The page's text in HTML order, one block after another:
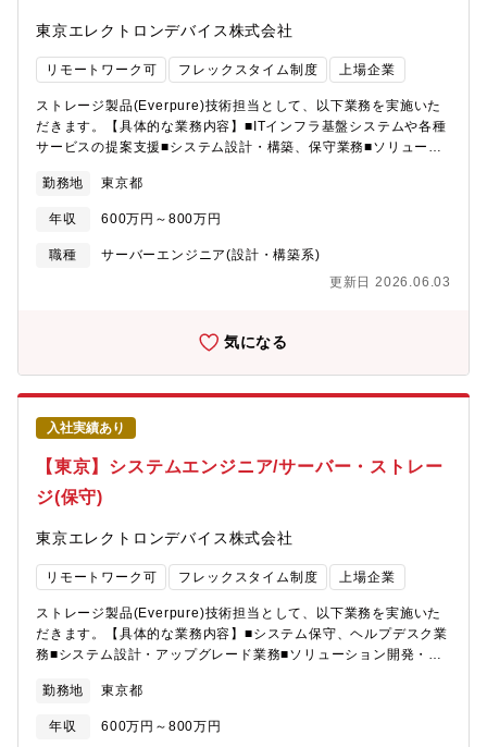
ッション】■事業の拡大・環境変化に対応し、資金の安定確保と財
務リスクの最適コントロールを通じて、経営の持続性を支えま
す。■日々の資金繰り管理にとどまらず、金融機関との折衝、グル
唆を実施いただきます。【働き方】■在宅 可（週2日程度可能）■
月平均残業 10～20時間程度（残業代別途支給）■転勤 無※た
だし将来的に海外拠点に財務担当者として赴任する可能性有り
東京エレクトロンデバイス株式会社
リモートワーク可 フレックスタイム制度 上場企業
ストレージ製品(Everpure)技術担当として、以下業務を実施いた
だきます。【具体的な業務内容】■ITインフラ基盤システムや各種
サービスの提案支援■システム設計・構築、保守業務■ソリューシ
景】組織強化に伴う増員【配属先】ITソリューション部門 CN第
二技術部■人数 総勢41名※配属予定グループ（渋谷オフィス勤
務）はリーダー(40代）以下10名で構成【仕事の魅力】■お客様と
の商談において提案支援から導入、また運用保守の全ての工程を
確認できます。■業務を遂行する中で当製品に関する知識だけでな
製品の技術習得とイノベーション、プロフェッショナリズムを追
求し、自己成長することができます。【働き方】■リモート可能■
フレックス■平均残業時間 20.8時間（全社平均）■有給休暇の平
均取得日数 14.9日（全社平均）【働く環境】■風通しが良く、若
手社員でも積極的にビジネスに参画できる、自由でフラットな社
風です。■階層別・職種別研修や語学研修など、社員の成長を支援
する充実した研修制度があります。■社員の多くは中途入社であ
り、風土・待遇の両面で中途入社のハンデは一切ありませんの
で、安心してご活躍いただけます。【当社について】急速な技術
誇るインレビアム開発センターの高度な技術と豊富な経験を活か
し、付加価値の高い対応を迅速に実現する開発ビジネスを推進し
ております。
勤務地 東京都
年収 600万円～800万円
職種
サーバーエンジニア(設計・構築系)
更新日 2026.06.03
気になる
入社実績あり
【東京】システムエンジニア/サーバー・ストレー
ジ(保守)
東京エレクトロンデバイス株式会社
リモートワーク可 フレックスタイム制度 上場企業
ストレージ製品(Everpure)技術担当として、以下業務を実施いた
だきます。【具体的な業務内容】■システム保守、ヘルプデスク業
務■システム設計・アップグレード業務■ソリューション開発・サ
ーション部門 CN第二技術部■人数 総勢41名※配属予定グルー
プ（渋谷オフィス勤務）はリーダー(30代）以下9名で構成【仕事
の魅力】■お客様との商談において提案支援から導入、また運用保
勤務地 東京都
年収 600万円～800万円